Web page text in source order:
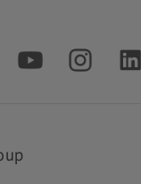
Medien